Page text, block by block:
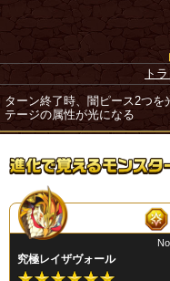
ト
ターン終了時、闇ピース2つ
テージの属性が光になる
究極レイザヴォール